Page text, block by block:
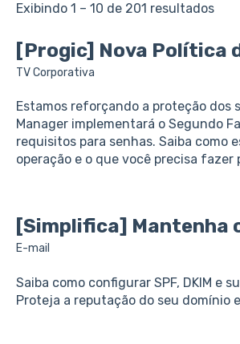
Exibindo 1 – 10 de 201 resultados
[Progic] Nova Política
TV Corporativa
Estamos reforçando a proteção dos
Manager implementará o Segundo
requisitos para senhas. Saiba como
operação e o que você precisa fazer
[Simplifica] Mantenha
E-mail
Saiba como configurar SPF, DKIM e
Proteja a reputação do seu domínio